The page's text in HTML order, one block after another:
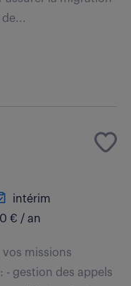
intérim
€ / an
vos missions
- gestion des appels